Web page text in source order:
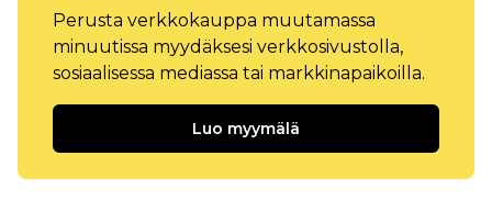
Perusta verkkokauppa muutamassa
minuutissa myydäksesi verkkosivustolla,
sosiaalisessa mediassa tai markkinapaikoilla.
Luo myymälä